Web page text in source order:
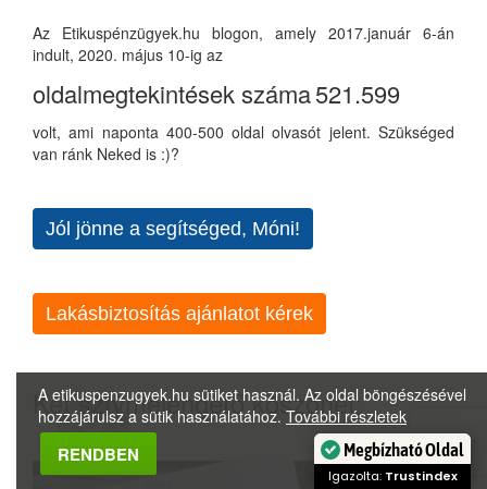
Az Etikuspénzügyek.hu blogon, amely 2017.január 6-án
indult, 2020. május 10-ig az
oldalmegtekintések száma521.599
volt, ami naponta 400-500 oldal olvasót jelent. Szükséged
van ránk Neked is :)?
Jól jönne a segítséged, Móni!
Lakásbiztosítás ajánlatot kérek
Két szívmelengető köszönet:
A etikuspenzugyek.hu sütiket használ. Az oldal böngészésével
hozzájárulsz a sütik használatához. További részletek
RENDBEN Megbízható Oldal
Igazolta: Trustindex